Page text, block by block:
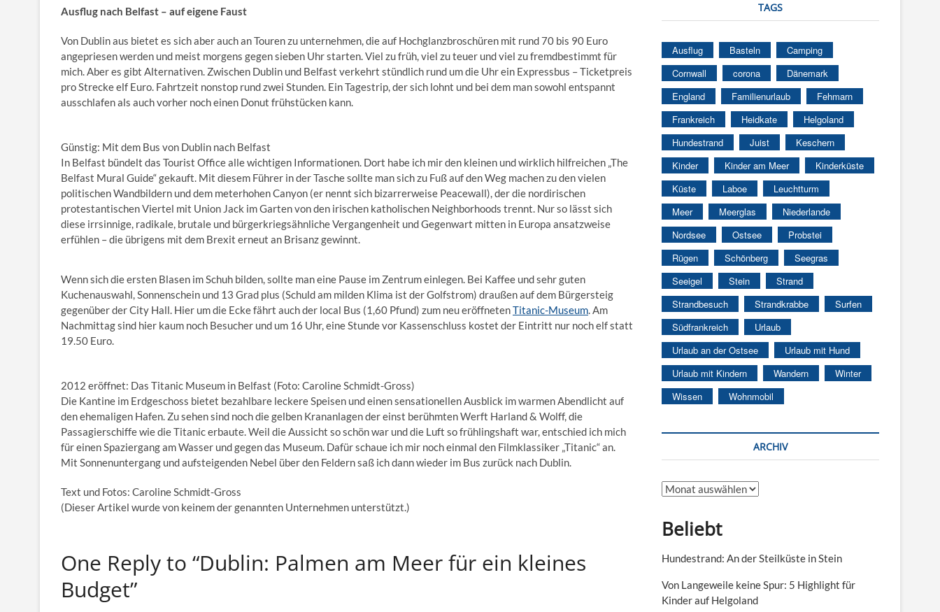
Ausflug nach Belfast – auf eigene Faust
Von Dublin aus bietet es sich aber auch an Touren zu unternehmen, die auf Hochglanzbroschüren mit rund 70 bis 90 Euro
angepriesen werden und meist morgens gegen sieben Uhr starten. Viel zu früh, viel zu teuer und viel zu fremdbestimmt für
mich. Aber es gibt Alternativen. Zwischen Dublin und Belfast verkehrt stündlich rund um die Uhr ein Expressbus – Ticketpreis
pro Strecke elf Euro. Fahrtzeit nonstop rund zwei Stunden. Ein Tagestrip, der sich lohnt und bei dem man sowohl entspannt
ausschlafen als auch vorher noch einen Donut frühstücken kann.
Günstig: Mit dem Bus von Dublin nach Belfast
In Belfast bündelt das Tourist Office alle wichtigen Informationen. Dort habe ich mir den kleinen und wirklich hilfreichen „The
Belfast Mural Guide“ gekauft. Mit diesem Führer in der Tasche sollte man sich zu Fuß auf den Weg machen zu den vielen
politischen Wandbildern und dem meterhohen Canyon (er nennt sich bizarrerweise Peacewall), der die nordirischen
protestantischen Viertel mit Union Jack im Garten von den irischen katholischen Neighborhoods trennt. Nur so lässt sich
diese irrsinnige, radikale, brutale und bürgerkriegsähnliche Vergangenheit und Gegenwart mitten in Europa ansatzweise
erfühlen – die übrigens mit dem Brexit erneut an Brisanz gewinnt.
Wenn sich die ersten Blasen im Schuh bilden, sollte man eine Pause im Zentrum einlegen. Bei Kaffee und sehr guten
Kuchenauswahl, Sonnenschein und 13 Grad plus (Schuld am milden Klima ist der Golfstrom) draußen auf dem Bürgersteig
gegenüber der City Hall. Hier um die Ecke fährt auch der local Bus (1,60 Pfund) zum neu eröffnetenTitanic-Museum. Am
Nachmittag sind hier kaum noch Besucher und um 16 Uhr, eine Stunde vor Kassenschluss kostet der Eintritt nur noch elf statt
19.50 Euro.
2012 eröffnet: Das Titanic Museum in Belfast (Foto: Caroline Schmidt-Gross)
Die Kantine im Erdgeschoss bietet bezahlbare leckere Speisen und einen sensationellen Ausblick im warmen Abendlicht auf
den ehemaligen Hafen. Zu sehen sind noch die gelben Krananlagen der einst berühmten Werft Harland & Wolff, die
Passagierschiffe wie die Titanic erbaute. Weil die Aussicht so schön war und die Luft so frühlingshaft war, entschied ich mich
für einen Spaziergang am Wasser und gegen das Museum. Dafür schaue ich mir noch einmal den Filmklassiker „Titanic“ an.
Mit Sonnenuntergang und aufsteigenden Nebel über den Feldern saß ich dann wieder im Bus zurück nach Dublin.
Text und Fotos: Caroline Schmidt-Gross
(Dieser Artikel wurde von keinem der genannten Unternehmen unterstützt.)
One Reply to “Dublin: Palmen am Meer für ein kleines
Budget”
TAGS
Ausflug Basteln
Camping
Cornwall
corona
Dänemark
England
Familienurlaub
Fehmarn
Frankreich
Heidkate
Helgoland
Hundestrand
Juist
Keschern
Kinder
Kinder am Meer
Kinderküste
Küste
Laboe
Leuchtturm
Meer
Meerglas
Niederlande
Nordsee
Ostsee
Probstei
Rügen
Schönberg
Seegras
Seeigel
Stein
Strand
Strandbesuch
Strandkrabbe
Surfen
Südfrankreich
Urlaub
Urlaub an der Ostsee
Urlaub mit Hund
Urlaub mit Kindern
Wandern
Winter
Wissen
Wohnmobil
ARCHIV
Archiv
Beliebt
Hundestrand: An der Steilküste in Stein
Von Langeweile keine Spur: 5 Highlight für
Kinder auf Helgoland